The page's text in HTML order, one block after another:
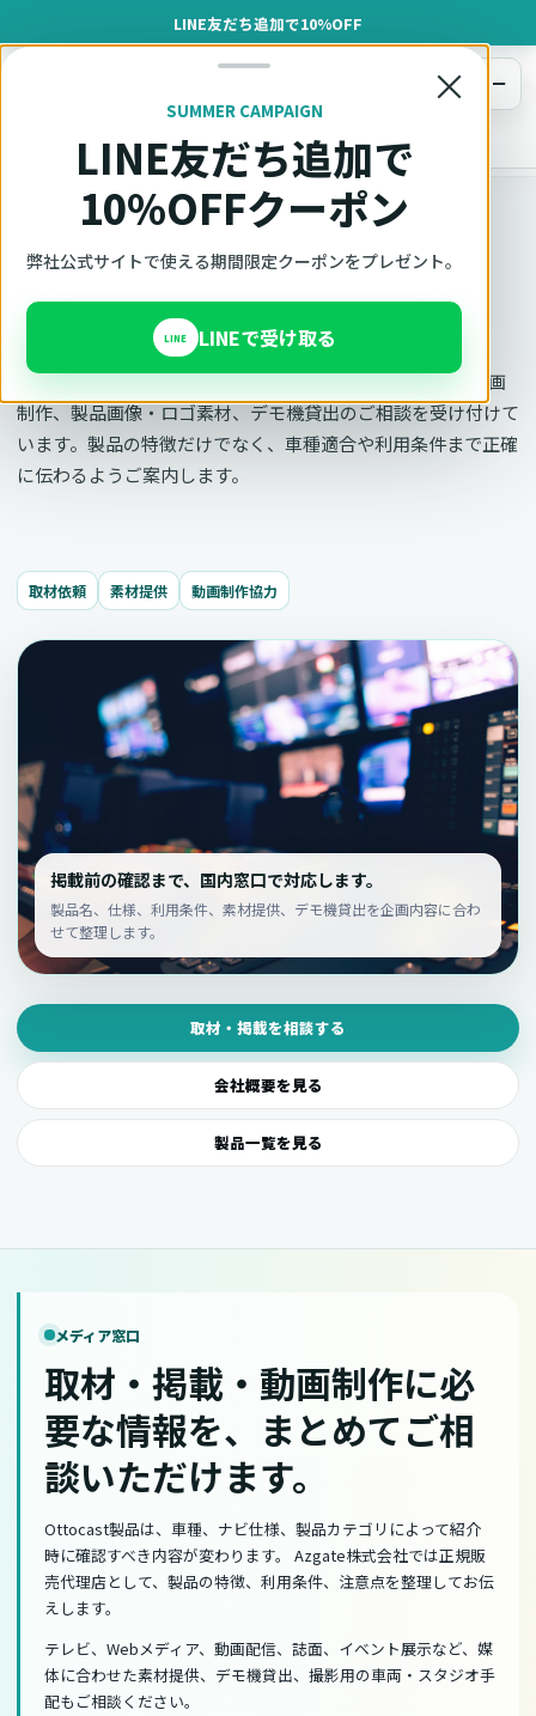
LINE友だち追加で10%OFF
×
SUMMER CAMPAIGN
LINE友だち追加で
10%OFFクーポン
弊社公式サイトで使える期間限定クーポンをプレゼント。
LINE LINEで受け取る
オットキャスト
メニュー
メディア窓口
OTTOCAST正規販売代理店 AZGATE株式会社
メディア窓口
Ottocast（オットキャスト）の取材、番組・誌面掲載、動画
制作、製品画像・ロゴ素材、デモ機貸出のご相談を受け付けて
います。製品の特徴だけでなく、車種適合や利用条件まで正確
に伝わるようご案内します。
取材依頼 素材提供 動画制作協力
取材・掲載を相談する
会社概要を見る
製品一覧を見る
掲載前の確認まで、国内窓口で対応します。
製品名、仕様、利用条件、素材提供、デモ機貸出を企画内容に合わ
せて整理します。
メディア窓口
取材・掲載・動画制作に必
要な情報を、まとめてご相
談いただけます。
Ottocast製品は、車種、ナビ仕様、製品カテゴリによって紹介
時に確認すべき内容が変わります。 Azgate株式会社では正規販
売代理店として、製品の特徴、利用条件、注意点を整理してお伝
えします。
テレビ、Webメディア、動画配信、誌面、イベント展示など、媒
体に合わせた素材提供、デモ機貸出、撮影用の車両・スタジオ手
配もご相談ください。